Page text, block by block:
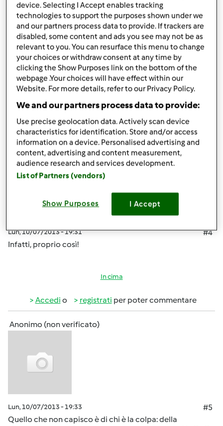
Lun, 10/07/2013 - 19:26
iO HO ASPETTATO 25 GG ANCHE PERCHè L'ORDINE è
STATO INOLTRATO IN RITARDO...MA A TE è ANDATA
PEGGIO :O
In cima
Accedio registratiper poter commentare
Anonimo (non verificato)
Lun, 10/07/2013 - 19:31
#4
Infatti, proprio così!
In cima
Accedi o registrati per poter commentare
Anonimo (non verificato)
Lun, 10/07/2013 - 19:33
#5
Quello che non capisco è di chi è la colpa: della
device. Selecting I Accept enables tracking
technologies to support the purposes shown under we
and our partners process data to provide. If trackers are
disabled, some content and ads you see may not be as
relevant to you. You can resurface this menu to change
your choices or withdraw consent at any time by
clicking the Show Purposes link on the bottom of the
webpage .Your choices will have effect within our
Website. For more details, refer to our Privacy Policy.
We and our partners process data to provide:
Use precise geolocation data. Actively scan device
characteristics for identification. Store and/or access
information on a device. Personalised advertising and
content, advertising and content measurement,
audience research and services development.
List of Partners (vendors)
Show Purposes I Accept